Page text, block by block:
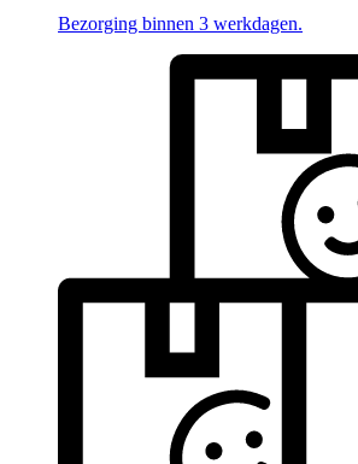
Bezorging binnen 3 werkdagen.